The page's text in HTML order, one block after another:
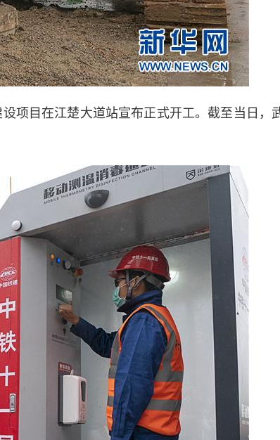
目在江楚大道站宣布正式开工。截至当日，